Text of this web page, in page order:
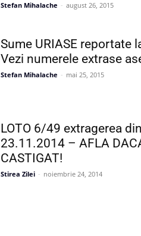
Stefan Mihalache - august 26, 2015
Sume URIASE reportate
Vezi numerele extrase
Stefan Mihalache - mai 25, 2015
LOTO 6/49 extragerea din
23.11.2014 – AFLA
CASTIGAT!
Stirea Zilei - noiembrie 24, 2014